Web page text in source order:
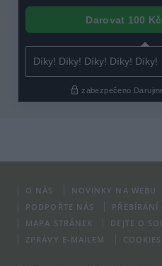
O NÁS NOVINKY NA WEBU
PODPOŘTE NÁS
PŘEBÍRÁNÍ
MAPA STRÁNEK
DEJTE O
ZPRÁVY E-MAILEM
COOKIES